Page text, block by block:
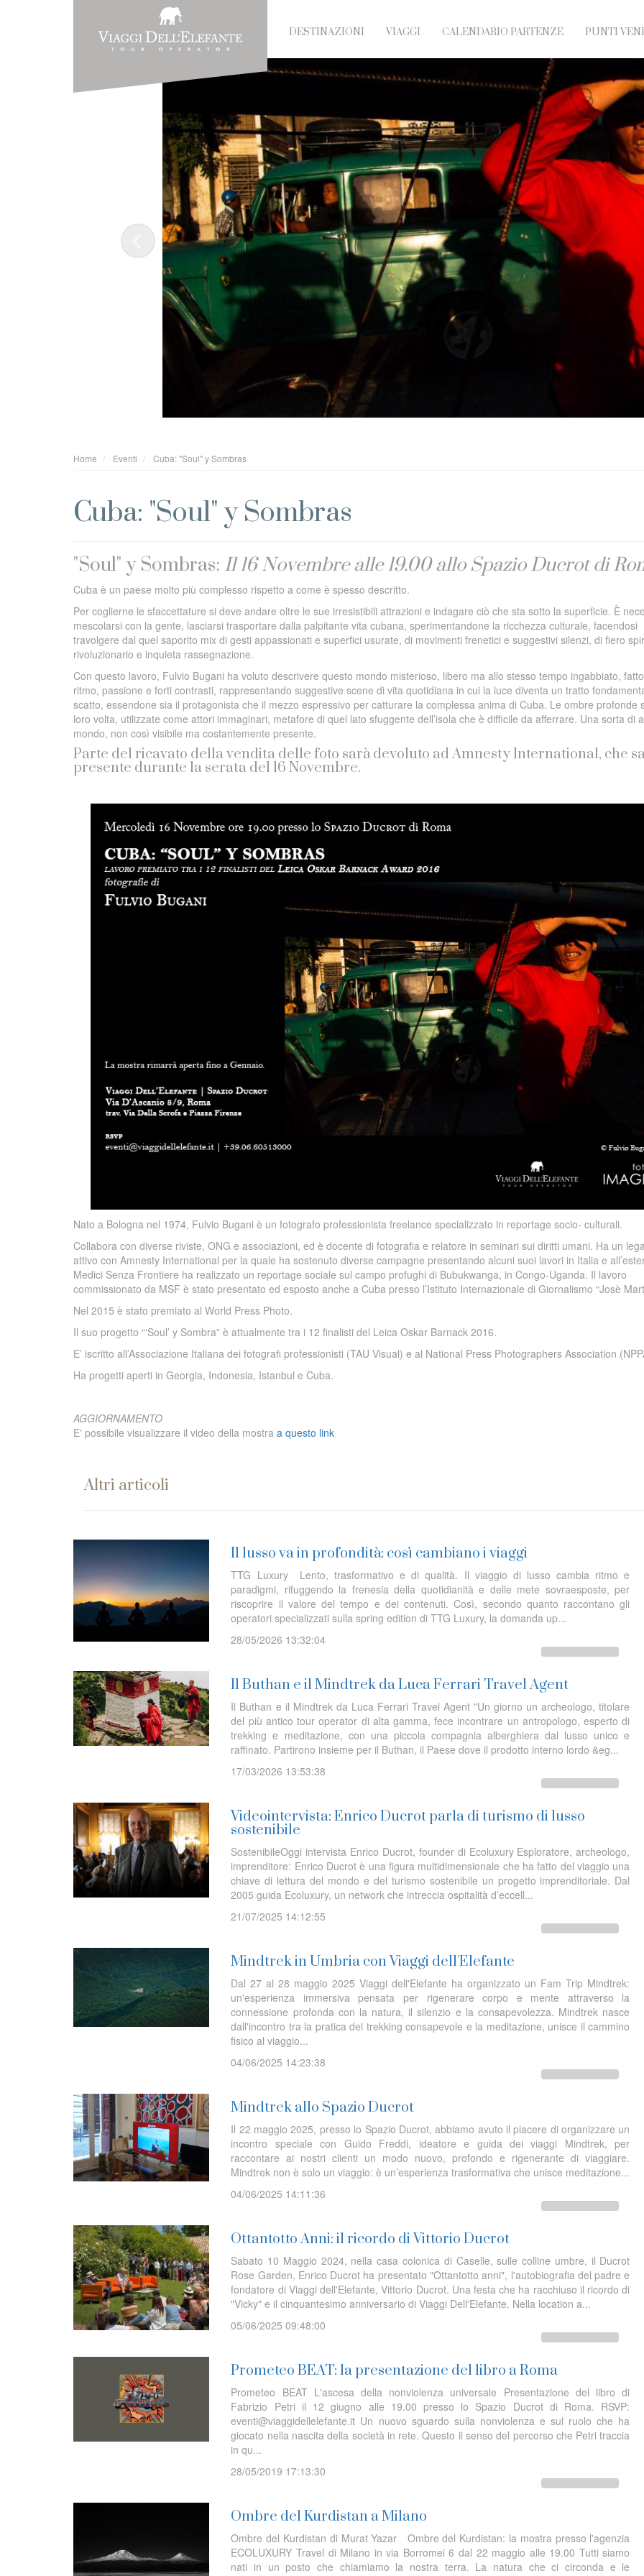
DESTINAZIONI VIAGGI CALENDARIO PARTENZE PUNTI
Home Eventi Cuba: "Soul" y Sombras
Cuba: "Soul" y Sombras
"Soul" y Sombras: Il 16 Novembre alle 19.00 allo Spazio Ducrot di
Cuba è un paese molto più complesso rispetto a come è spesso descritto.
Per coglierne le sfaccettature si deve andare oltre le sue irresistibili attrazioni e indagare ciò che sta sotto la superficie. È
mescolarsi con la gente, lasciarsi trasportare dalla palpitante vita cubana, sperimentandone la ricchezza culturale, facendosi
travolgere dal quel saporito mix di gesti appassionati e superfici usurate, di movimenti frenetici e suggestivi silenzi, di fiero
rivoluzionario e inquieta rassegnazione.
Con questo lavoro, Fulvio Bugani ha voluto descrivere questo mondo misterioso, libero ma allo stesso tempo ingabbiato,
ritmo, passione e forti contrasti, rappresentando suggestive scene di vita quotidiana in cui la luce diventa un tratto
scatto, essendone sia il protagonista che il mezzo espressivo per catturare la complessa anima di Cuba. Le ombre profonde
loro volta, utilizzate come attori immaginari, metafore di quel lato sfuggente dell’isola che è difficile da afferrare. Una sorta di
mondo, non così visibile ma costantemente presente.
Parte del ricavato della vendita delle foto sarà devoluto ad Amnesty International, che
presente durante la serata del 16 Novembre.
Nato a Bologna nel 1974, Fulvio Bugani è un fotografo professionista freelance specializzato in reportage socio- culturali.
Collabora con diverse riviste, ONG e associazioni, ed è docente di fotografia e relatore in seminari sui diritti umani. Ha un
attivo con Amnesty International per la quale ha sostenuto diverse campagne presentando alcuni suoi lavori in Italia e
Medici Senza Frontiere ha realizzato un reportage sociale sul campo profughi di Bubukwanga, in Congo-Uganda. Il lavoro
commissionato da MSF è stato presentato ed esposto anche a Cuba presso l’Istituto Internazionale di Giornalismo “Josè
Nel 2015 è stato premiato al World Press Photo.
Il suo progetto “‘Soul’ y Sombra” è attualmente tra i 12 finalisti del Leica Oskar Barnack 2016.
E’ iscritto all’Associazione Italiana dei fotografi professionisti (TAU Visual) e al National Press Photographers Association
Ha progetti aperti in Georgia, Indonesia, Istanbul e Cuba.
AGGIORNAMENTO
E' possibile visualizzare il video della mostra a questo link
Altri articoli
Il lusso va in profondità: così cambiano i viaggi
TTG Luxury Lento, trasformativo e di qualità. Il viaggio di lusso cambia ritmo e
paradigmi, rifuggendo la frenesia della quotidianità e delle mete sovraesposte, per
riscoprire il valore del tempo e dei contenuti. Così, secondo quanto raccontano gli
operatori specializzati sulla spring edition di TTG Luxury, la domanda up...
28/05/2026 13:32:04
Il Buthan e il Mindtrek da Luca Ferrari Travel Agent
Il Buthan e il Mindtrek da Luca Ferrari Travel Agent "Un giorno un archeologo, titolare
del più antico tour operator di alta gamma, fece incontrare un antropologo, esperto di
trekking e meditazione, con una piccola compagnia alberghiera dal lusso unico e
raffinato. Partirono insieme per il Buthan, il Paese dove il prodotto interno lordo &eg...
17/03/2026 13:53:38
Videointervista: Enrico Ducrot parla di turismo di lusso
sostenibile
SostenibileOggi intervista Enrico Ducrot, founder di Ecoluxury Esploratore, archeologo,
imprenditore: Enrico Ducrot è una figura multidimensionale che ha fatto del viaggio una
chiave di lettura del mondo e del turismo sostenibile un progetto imprenditoriale. Dal
2005 guida Ecoluxury, un network che intreccia ospitalità d’eccell...
21/07/2025 14:12:55
Mindtrek in Umbria con Viaggi dell'Elefante
Dal 27 al 28 maggio 2025 Viaggi dell'Elefante ha organizzato un Fam Trip Mindtrek:
un'esperienza immersiva pensata per rigenerare corpo e mente attraverso la
connessione profonda con la natura, il silenzio e la consapevolezza. Mindtrek nasce
dall'incontro tra la pratica del trekking consapevole e la meditazione, unisce il cammino
fisico al viaggio...
04/06/2025 14:23:38
Mindtrek allo Spazio Ducrot
Il 22 maggio 2025, presso lo Spazio Ducrot, abbiamo avuto il piacere di organizzare un
incontro speciale con Guido Freddi, ideatore e guida dei viaggi Mindtrek, per
raccontare ai nostri clienti un modo nuovo, profondo e rigenerante di viaggiare.
Mindtrek non è solo un viaggio: è un’esperienza trasformativa che unisce meditazione...
04/06/2025 14:11:36
Ottantotto Anni: il ricordo di Vittorio Ducrot
Sabato 10 Maggio 2024, nella casa colonica di Caselle, sulle colline umbre, il Ducrot
Rose Garden, Enrico Ducrot ha presentato "Ottantotto anni", l'autobiografia del padre e
fondatore di Viaggi dell'Elefante, Vittorio Ducrot. Una festa che ha racchiuso il ricordo di
"Vicky" e il cinquantesimo anniversario di Viaggi Dell'Elefante. Nella location a...
05/06/2025 09:48:00
Prometeo BEAT: la presentazione del libro a Roma
Prometeo BEAT L'ascesa della nonviolenza universale Presentazione del libro di
Fabrizio Petri il 12 giugno alle 19.00 presso lo Spazio Ducrot di Roma. RSVP:
eventi@viaggidellelefante.it Un nuovo sguardo sulla nonviolenza e sul ruolo che ha
giocato nella nascita della società in rete. Questo il senso del percorso che Petri traccia
in qu...
28/05/2019 17:13:30
Ombre del Kurdistan a Milano
Ombre del Kurdistan di Murat Yazar Ombre del Kurdistan: la mostra presso l'agenzia
ECOLUXURY Travel di Milano in via Borromei 6 dal 22 maggio alle 19.00 Tutti siamo
nati in un posto che chiamiamo la nostra terra. La natura che ci circonda e le